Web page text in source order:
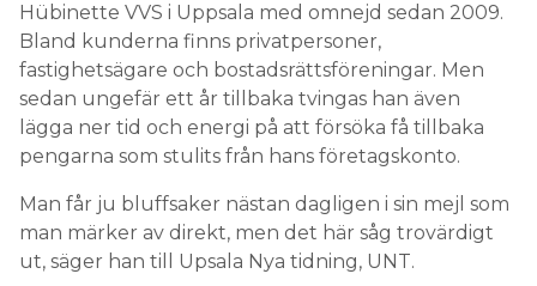
Hübinette VVS i Uppsala med omnejd sedan 2009.
Bland kunderna finns privatpersoner,
fastighetsägare och bostadsrättsföreningar. Men
sedan ungefär ett år tillbaka tvingas han även
lägga ner tid och energi på att försöka få tillbaka
pengarna som stulits från hans företagskonto.
Man får ju bluffsaker nästan dagligen i sin mejl som
man märker av direkt, men det här såg trovärdigt
ut, säger han till Upsala Nya tidning, UNT.